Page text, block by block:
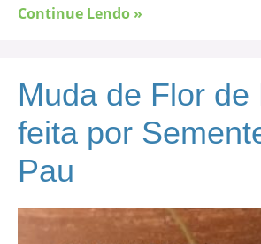
Continue Lendo »
Muda de Flor de
feita por
Pau